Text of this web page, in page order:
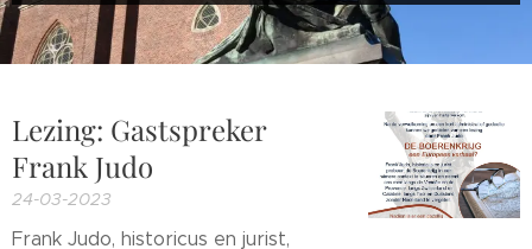
Lezing: Gastspreker
Frank Judo
24-03-2023
Frank Judo, historicus en jurist,